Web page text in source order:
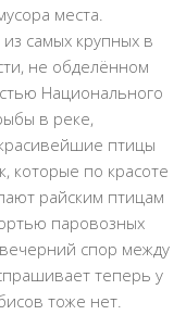
места.
самых крупных в
не обделённом
Национального
в реке,
птицы
которые по красоте
райским птицам
паровозных
спор между
теперь у
тоже нет.